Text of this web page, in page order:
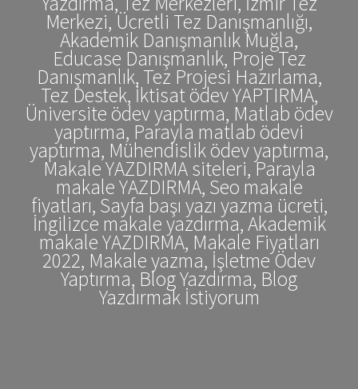
Merkezi, Ücretli Tez Danışmanlığı,
Akademik Danışmanlık Muğla,
Educase Danışmanlık, Proje Tez
Danışmanlık, Tez Projesi Hazırlama,
Tez Destek, İktisat ödev YAPTIRMA,
Üniversite ödev yaptırma, Matlab ödev
yaptırma, Parayla matlab ödevi
yaptırma, Mühendislik ödev yaptırma,
Makale YAZDIRMA siteleri, Parayla
makale YAZDIRMA, Seo makale
fiyatları, Sayfa başı yazı yazma ücreti,
İngilizce makale yazdırma, Akademik
makale YAZDIRMA, Makale Fiyatları
2022, Makale yazma, İşletme Ödev
Yaptırma, Blog Yazdırma, Blog
Yazdırmak İstiyorum